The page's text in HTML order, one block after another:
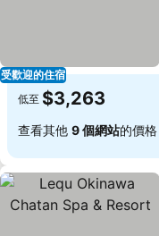
受歡迎的住宿
低至 $3,263
查看其他 9 個網站的價格